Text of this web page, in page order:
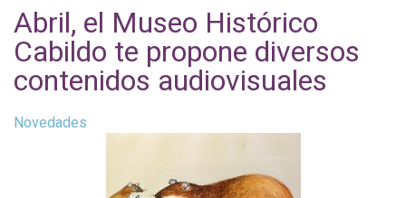
Abril, el Museo Histórico
Cabildo te propone diversos
contenidos audiovisuales
Novedades
r